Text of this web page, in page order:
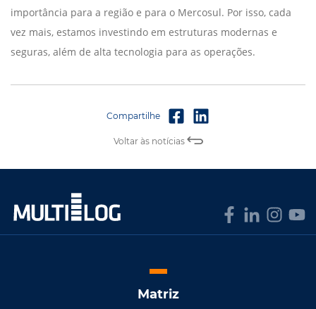
importância para a região e para o Mercosul. Por isso, cada
vez mais, estamos investindo em estruturas modernas e
seguras, além de alta tecnologia para as operações.
Voltar às notícias
Matriz